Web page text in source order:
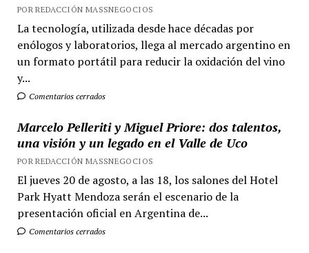
POR REDACCIÓN MASSNEGOCIOS
La tecnología, utilizada desde hace décadas por
enólogos y laboratorios, llega al mercado argentino en
un formato portátil para reducir la oxidación del vino
y...
Comentarios cerrados
Marcelo Pelleriti y Miguel Priore: dos talentos,
una visión y un legado en el Valle de Uco
POR REDACCIÓN MASSNEGOCIOS
El jueves 20 de agosto, a las 18, los salones del Hotel
Park Hyatt Mendoza serán el escenario de la
presentación oficial en Argentina de...
Comentarios cerrados